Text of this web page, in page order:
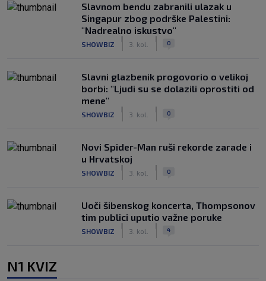
Slavnom bendu zabranili ulazak u
Singapur zbog podrške Palestini:
"Nadrealno iskustvo"
SHOWBIZ 3. kol. 0
Slavni glazbenik progovorio o velikoj
borbi: "Ljudi su se dolazili oprostiti od
mene"
SHOWBIZ 3. kol. 0
Novi Spider-Man ruši rekorde zarade i
u Hrvatskoj
SHOWBIZ 3. kol. 0
Uoči šibenskog koncerta, Thompsonov
tim publici uputio važne poruke
SHOWBIZ 3. kol. 4
N1 KVIZ